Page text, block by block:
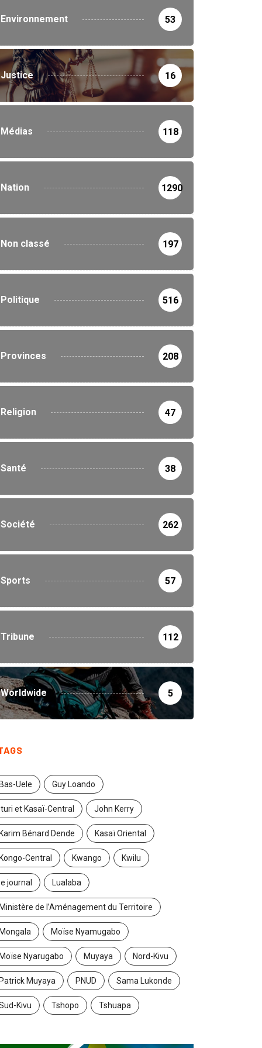
Environnement 53
Justice 16
Médias 118
Nation 1290
Non classé 197
Politique 516
Provinces 208
Religion 47
Santé 38
Société 262
Sports 57
Tribune 112
Worldwide 5
Bas-Uele Guy Loando
Ituri et Kasaï-Central John Kerry
Karim Bénard Dende Kasaï Oriental
Kongo-Central Kwango Kwilu
le journal Lualaba
Ministère de l’Aménagement du Territoire
Mongala Moïse Nyamugabo
Moïse Nyarugabo Muyaya Nord-Kivu
Patrick Muyaya PNUD Sama Lukonde
Kivu Tshopo Tshuapa